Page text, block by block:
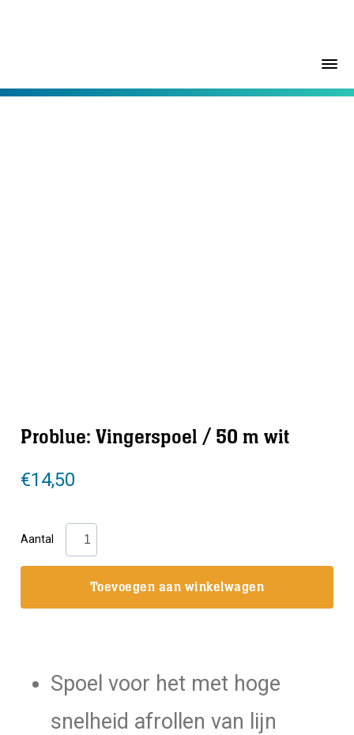
Problue: Vingerspoel / 50 m wit
€14,50
Aantal
Problue:
Vingerspoel
Toevoegen aan winkelwagen
Spoel voor het met hoge
snelheid afrollen van lijn